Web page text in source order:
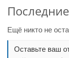
Ещё никто не
Оставьте ваш